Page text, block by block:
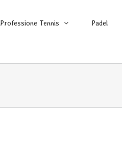
Professione Tennis Padel